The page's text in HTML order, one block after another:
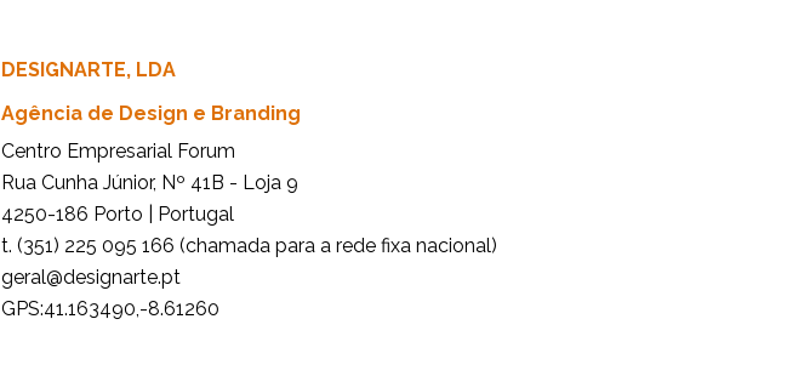
DESIGNARTE, LDA
Agência de Design e Branding
Centro Empresarial Forum
Rua Cunha Júnior, Nº 41B - Loja 9
4250-186 Porto | Portugal
t. (351) 225 095 166 (chamada para a rede fixa nacional)
tp.etrangised@lareg
GPS:41.163490,-8.61260